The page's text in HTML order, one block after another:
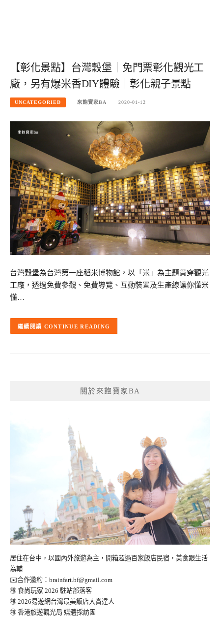
【彰化景點】台灣穀堡｜免門票彰化觀光工
廠，另有爆米香DIY體驗｜彰化親子景點
UNCATEGORIED 來飽寶家BA 2020-01-12
台灣穀堡為台灣第一座稻米博物館，以「米」為主題貫穿觀光
工廠，透過免費參觀、免費導覽、互動裝置及生產線讓你懂米
懂…
CONTINUE READING
關於來飽寶家BA
居住在台中，以國內外旅遊為主，開箱超過百家飯店民宿，美食跟生活
為輔
✉️合作邀約： brainfart.bf@gmail.com
㊕ 食尚玩家 2026 駐站部落客
㊕ 2026易遊網台灣最美飯店大賞達人
㊕ 香港旅遊觀光局 媒體採訪團